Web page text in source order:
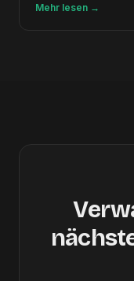
Mehr lesen →